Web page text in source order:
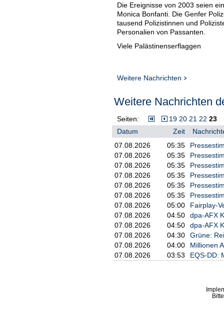
Die Ereignisse von 2003 seien
Monica Bonfanti. Die Genfer
tausend Polizistinnen und
Personalien von Passanten.
Viele Palästinenserflaggen
Palästinenserfahnen. Der
Block", wie eine Sprecherin
Mindestlöhne, kostenlose
die Streichung der Angabe des
Die G7 erwähnen sie auch. Das
mehr der heutigen Welt
privilegiertesten Minderheit der
G7-Delegationen reisen über
Die Aufgabe der Schweizer
müssen auch die Sicherheit der
nächstgelegene Flughafen zu
Genf ist wie eine Enklave auf
bis auf sieben geschlossen und
durch./oe/rin/rom/DP/he
Weitere Nachrichten
Weitere Nachrichten
Seiten: 19 20 21 22 23
Datum
Zeit
07.08.2026
05:35
07.08.2026
05:35
07.08.2026
05:35
07.08.2026
05:35
07.08.2026
05:35
07.08.2026
05:35
07.08.2026
05:00
Fairplay-
07.08.2026
04:50
dpa-AFX
07.08.2026
04:50
dpa-AFX
07.08.2026
04:30
Grüne:
07.08.2026
04:00
Millionen
07.08.2026
03:53 EQS-DD: